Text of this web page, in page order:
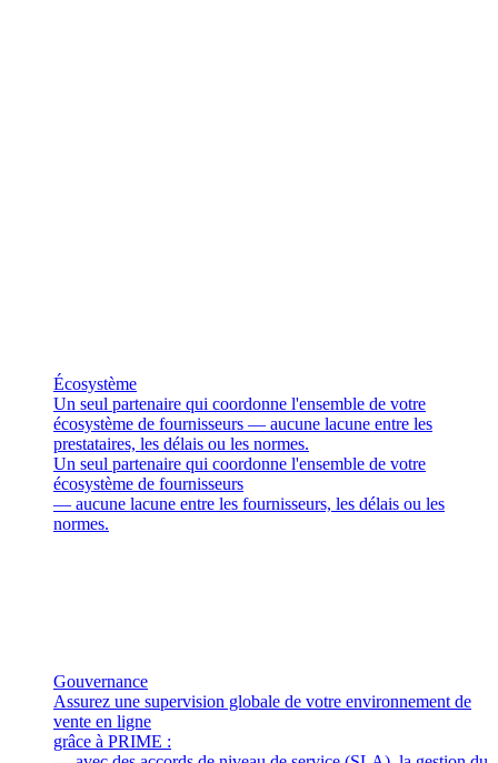
Écosystème
Un seul partenaire qui coordonne l'ensemble de votre
écosystème de fournisseurs — aucune lacune entre les
prestataires, les délais ou les normes.
Un seul partenaire qui coordonne l'ensemble de votre
écosystème de fournisseurs
— aucune lacune entre les fournisseurs, les délais ou les
normes.
Gouvernance
Assurez une supervision globale de votre environnement de
vente en ligne
grâce à PRIME :